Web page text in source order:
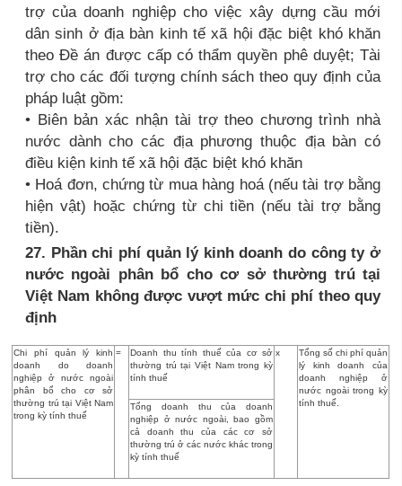
trợ của doanh nghiệp cho việc xây dựng cầu mới
dân sinh ở địa bàn kinh tế xã hội đặc biệt khó khăn
theo Đề án được cấp có thẩm quyền phê duyệt; Tài
trợ cho các đối tượng chính sách theo quy định của
pháp luật gồm:
• Biên bản xác nhận tài trợ theo chương trình nhà
nước dành cho các địa phương thuộc địa bàn có
điều kiện kinh tế xã hội đặc biệt khó khăn
• Hoá đơn, chứng từ mua hàng hoá (nếu tài trợ bằng
hiện vật) hoặc chứng từ chi tiền (nếu tài trợ bằng
tiền).
27. Phần chi phí quản lý kinh doanh do công ty ở
nước ngoài phân bổ cho cơ sở thường trú tại
Việt Nam không được vượt mức chi phí theo quy
định
Chi phí quản lý kinh
doanh do doanh
nghiệp ở nước ngoài
phân bổ cho cơ sở
thường trú tại Việt Nam
trong kỳ tính thuế
=
Doanh thu tính thuế của cơ sở
thường trú tại Việt Nam trong kỳ
tính thuế
x
Tổng số chi phí quản
lý kinh doanh của
doanh nghiệp ở
nước ngoài trong kỳ
tính thuế.
Tổng doanh thu của doanh
nghiệp ở nước ngoài, bao gồm
cả doanh thu của các cơ sở
thường trú ở các nước khác trong
kỳ tính thuế